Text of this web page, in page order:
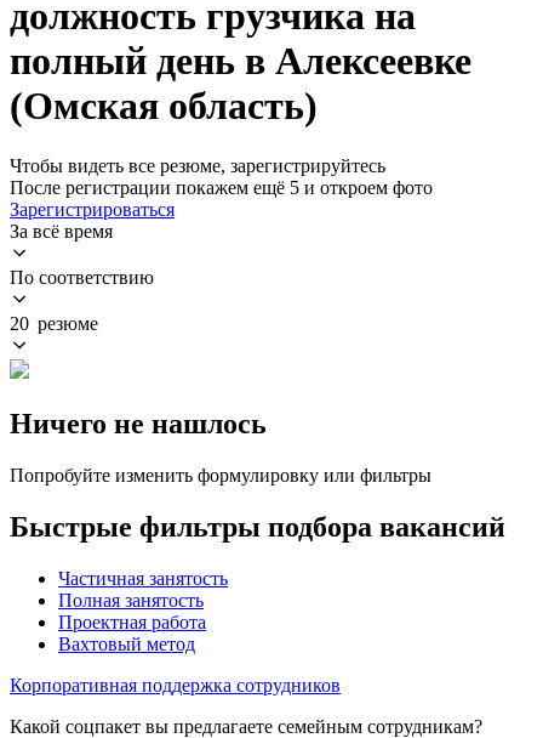
должность грузчика на
полный день в Алексеевке
(Омская область)
Чтобы видеть все резюме, зарегистрируйтесь
После регистрации покажем ещё 5 и откроем фото
Зарегистрироваться
За всё время
По соответствию
20 резюме
Ничего не нашлось
Попробуйте изменить формулировку или фильтры
Быстрые фильтры подбора вакансий
Частичная занятость
Полная занятость
Проектная работа
Вахтовый метод
Корпоративная поддержка сотрудников
Какой соцпакет вы предлагаете семейным сотрудникам?